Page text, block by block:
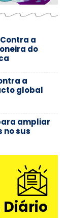
a
do
a
global
ampliar
no sus
Diário